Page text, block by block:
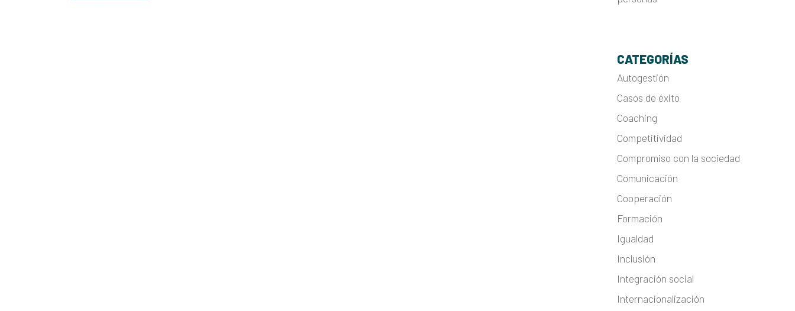
CATEGORÍAS
Autogestión
Casos de éxito
Coaching
Competitividad
Compromiso con la sociedad
Comunicación
Cooperación
Formación
Igualdad
Inclusión
Integración social
Internacionalización